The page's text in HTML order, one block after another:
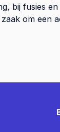
bij fusies
om een